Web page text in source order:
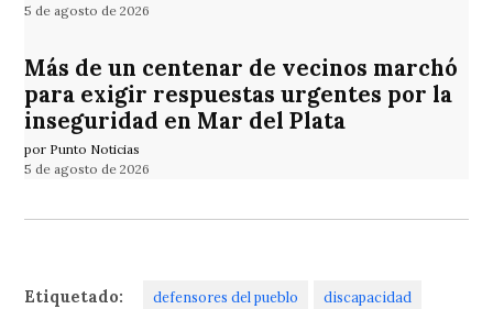
5 de agosto de 2026
Más de un centenar de vecinos marchó
para exigir respuestas urgentes por la
inseguridad en Mar del Plata
por Punto Noticias
5 de agosto de 2026
Etiquetado: defensores del pueblo discapacidad